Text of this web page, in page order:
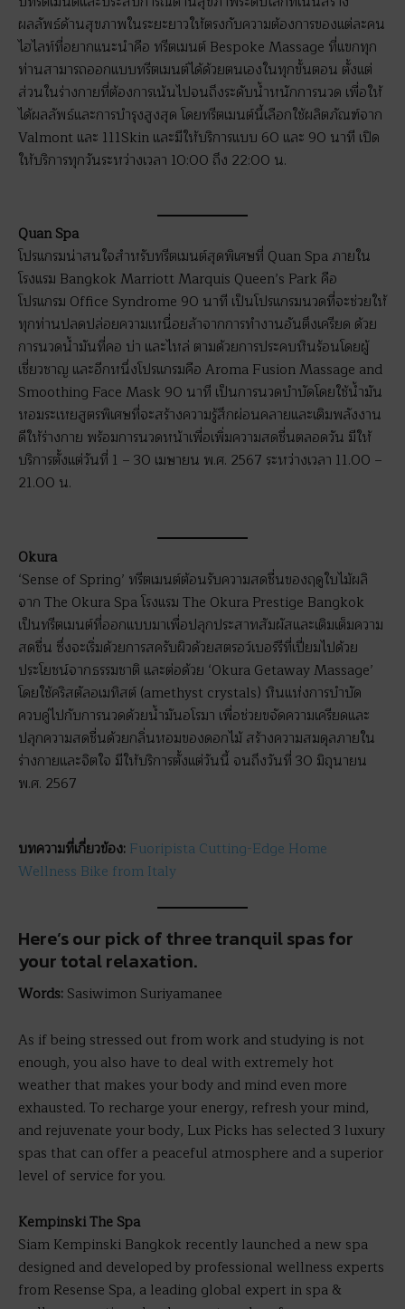
ผลลัพธ์ด้านสุขภาพในระยะยาวให้ตรงกับความต้องการของแต่ละคน
ไฮไลท์ที่อยากแนะนำคือ ทรีตเมนต์ Bespoke Massage ที่แขกทุก
ท่านสามารถออกแบบทรีตเมนต์ได้ด้วยตนเองในทุกขั้นตอน ตั้งแต่
ส่วนในร่างกายที่ต้องการเน้นไปจนถึงระดับน้ำหนักการนวด เพื่อให้
ได้ผลลัพธ์และการบำรุงสูงสุด โดยทรีตเมนต์นี้เลือกใช้ผลิตภัณฑ์จาก
Valmont และ 111Skin และมีให้บริการแบบ 60 และ 90 นาที เปิด
ให้บริการทุกวันระหว่างเวลา 10:00 ถึง 22:00 น.
Quan Spa
โปรแกรมน่าสนใจสำหรับทรีตเมนต์สุดพิเศษที่ Quan Spa ภายใน
โรงแรม Bangkok Marriott Marquis Queen’s Park คือ
โปรแกรม Office Syndrome 90 นาที เป็นโปรแกรมนวดที่จะช่วยให้
ทุกท่านปลดปล่อยความเหนื่อยล้าจากการทำงานอันตึงเครียด ด้วย
การนวดน้ำมันที่คอ บ่า และไหล่ ตามด้วยการประคบหินร้อนโดยผู้
เชี่ยวชาญ และอีกหนึ่งโปรแกรมคือ Aroma Fusion Massage and
Smoothing Face Mask 90 นาที เป็นการนวดบำบัดโดยใช้น้ำมัน
หอมระเหยสูตรพิเศษที่จะสร้างความรู้สึกผ่อนคลายและเติมพลังงาน
ดีให้ร่างกาย พร้อมการนวดหน้าเพื่อเพิ่มความสดชื่นตลอดวัน มีให้
บริการตั้งแต่วันที่ 1 – 30 เมษายน พ.ศ. 2567 ระหว่างเวลา 11.00 –
21.00 น.
Okura
‘Sense of Spring’ ทรีตเมนต์ต้อนรับความสดชื่นของฤดูใบไม้ผลิ
จาก The Okura Spa โรงแรม The Okura Prestige Bangkok
เป็นทรีตเมนต์ที่ออกแบบมาเพื่อปลุกประสาทสัมผัสและเติมเต็มความ
สดชื่น ซึ่งจะเริ่มด้วยการสครับผิวด้วยสตรอว์เบอร์รีที่เปี่ยมไปด้วย
ประโยชน์จากธรรมชาติ และต่อด้วย ‘Okura Getaway Massage’
โดยใช้คริสตัลอเมทิสต์ (amethyst crystals) หินแห่งการบำบัด
ควบคู่ไปกับการนวดด้วยน้ำมันอโรมา เพื่อช่วยขจัดความเครียดและ
ปลุกความสดชื่นด้วยกลิ่นหอมของดอกไม้ สร้างความสมดุลภายใน
ร่างกายและจิตใจ มีให้บริการตั้งแต่วันนี้ จนถึงวันที่ 30 มิถุนายน
พ.ศ. 2567
บทความที่เกี่ยวข้อง: Fuoripista Cutting-Edge Home
Wellness Bike from Italy
Here’s our pick of three tranquil spas for
your total relaxation.
Words: Sasiwimon Suriyamanee
As if being stressed out from work and studying is not
enough, you also have to deal with extremely hot
weather that makes your body and mind even more
exhausted. To recharge your energy, refresh your mind,
and rejuvenate your body, Lux Picks has selected 3 luxury
spas that can offer a peaceful atmosphere and a superior
level of service for you.
Kempinski The Spa
Siam Kempinski Bangkok recently launched a new spa
designed and developed by professional wellness experts
from Resense Spa, a leading global expert in spa &